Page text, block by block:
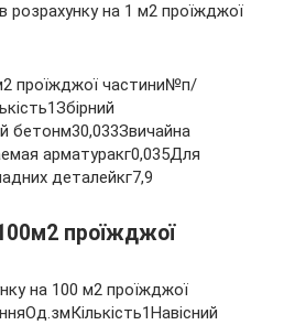
розрахунку на 1 м2 проїжджої
проїжджої частини№п/
бетонм30,033Звичайна
арматуракг0,035Для
деталейкг7,9
проїжджої
на 100 м2 проїжджої